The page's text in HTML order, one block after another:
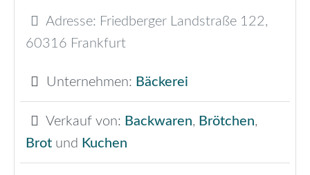
Adresse: Friedberger Landstraße 122,
60316 Frankfurt
Unternehmen: Bäckerei
Verkauf von: Backwaren, Brötchen,
Brot und Kuchen